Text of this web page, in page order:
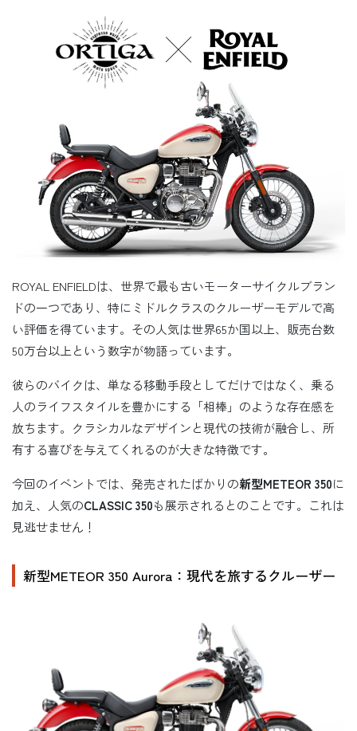
ROYAL ENFIELDは、世界で最も古いモーターサイクルブラン
ドの一つであり、特にミドルクラスのクルーザーモデルで高
い評価を得ています。その人気は世界65か国以上、販売台数
50万台以上という数字が物語っています。
彼らのバイクは、単なる移動手段としてだけではなく、乗る
人のライフスタイルを豊かにする「相棒」のような存在感を
放ちます。クラシカルなデザインと現代の技術が融合し、所
有する喜びを与えてくれるのが大きな特徴です。
今回のイベントでは、発売されたばかりの新型METEOR 350に
加え、人気のCLASSIC 350も展示されるとのことです。これは
見逃せません！
新型METEOR 350 Aurora：現代を旅するクルーザー